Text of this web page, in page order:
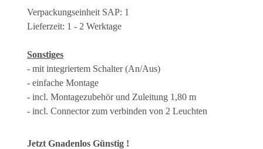
Verpackungseinheit SAP: 1
Lieferzeit: 1 - 2 Werktage
Sonstiges
- mit integriertem Schalter (An/Aus)
- einfache Montage
- incl. Montagezubehör und Zuleitung 1,80 m
- incl. Connector zum verbinden von 2 Leuchten
Jetzt Gnadenlos Günstig !